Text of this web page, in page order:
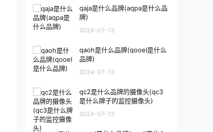
qaja是什么品牌(aqpa是什么品
牌)
2024-07-13
qaoh是什么品牌(qooel是什么
品牌)
2024-07-13
qc2是什么品牌的摄像头(qc3
是什么牌子的监控摄像头)
2024-07-13